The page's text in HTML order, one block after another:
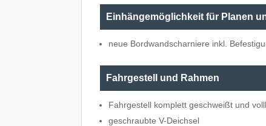
Einhängemöglichkeit für Planen
neue Bordwandscharniere inkl.
Fahrgestell und Rahmen
Fahrgestell komplett geschweißt und
geschraubte V-Deichsel